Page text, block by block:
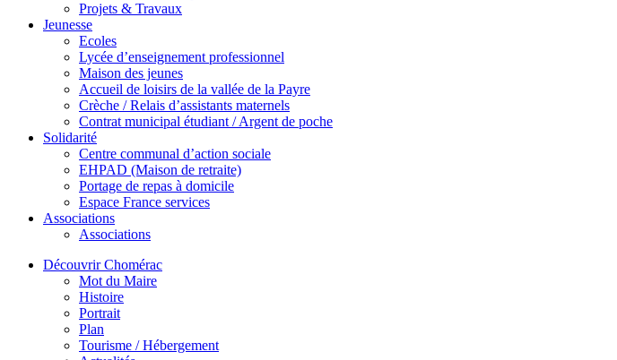
Projets & Travaux
Jeunesse
Ecoles
Lycée d’enseignement professionnel
Maison des jeunes
Accueil de loisirs de la vallée de la Payre
Crèche / Relais d’assistants maternels
Contrat municipal étudiant / Argent de poche
Solidarité
Centre communal d’action sociale
EHPAD (Maison de retraite)
Portage de repas à domicile
Espace France services
Associations
Associations
Découvrir Chomérac
Mot du Maire
Histoire
Portrait
Plan
Tourisme / Hébergement